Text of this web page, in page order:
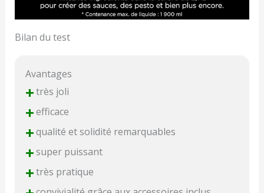
Bilan du test
Avantages
+très joli
+efficace
+qualité et solidité remarquables
+super puissant
+très pratique